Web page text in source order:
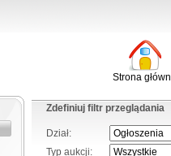
Strona
Zdefiniuj filtr przeglądania
Dział:
Typ aukcji: